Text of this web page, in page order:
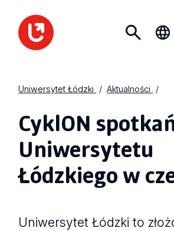
Uniwersytet Łódzki Aktualności
CyklON
Uniwersytetu
Łódzkiego w
Uniwersytet Łódzki to